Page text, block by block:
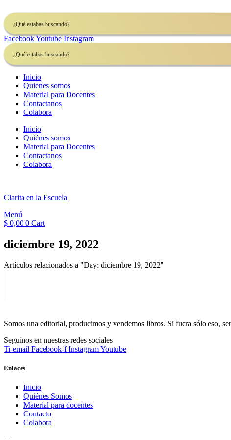
al
contenido
FacebookYoutube Instagram
Inicio
Quiénes somos
Material para Docentes
Contactanos
Colabora
Inicio
Quiénes somos
Material para Docentes
Contactanos
Colabora
Clarita en la Escuela
Menú
$ 0,00 0 Cart
diciembre 19, 2022
Artículos relacionados a "Day: diciembre 19, 2022"
Somos una editorial, producimos y vendemos libros. Si fuera sólo eso,
Seguinos en nuestras redes sociales
Ti-email Facebook-f InstagramYoutube
Enlaces
Inicio
Quiénes Somos
Material para docentes
Contacto
Colabora